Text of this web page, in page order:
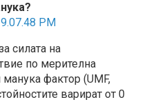
силата на
по мерителна
фактор (UMF,
варират от 0